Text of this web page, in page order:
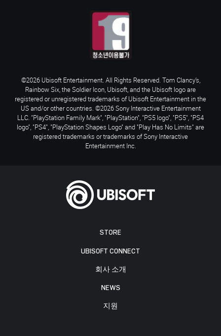
STORE
UBISOFT CONNECT
회사 소개
NEWS
지원
©2026 Ubisoft Entertainment. All Rights Reserved. Tom Clancy’s,
Rainbow Six, the Soldier Icon, Ubisoft, and the Ubisoft logo are
registered or unregistered trademarks of Ubisoft Entertainment in the
US and/or other countries. ©2026 Sony Interactive Entertainment
LLC. "PlayStation Family Mark", "PlayStation", "PS5 logo", "PS5", "PS4
logo", "PS4", "PlayStation Shapes Logo" and "Play Has No Limits" are
registered trademarks or trademarks of Sony Interactive
Entertainment Inc.